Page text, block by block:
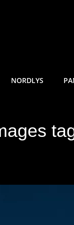
NORDLYS